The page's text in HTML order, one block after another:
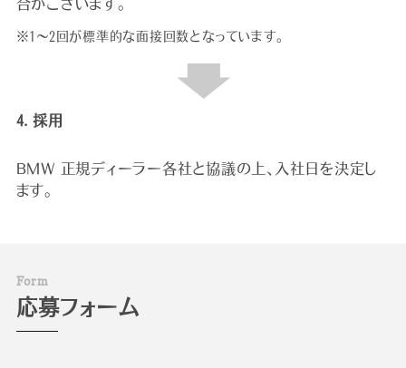
合がございます。
※1～2回が標準的な面接回数となっています。
4. 採用
BMW 正規ディーラー各社と協議の上、入社日を決定し
ます。
Form
応募フォーム